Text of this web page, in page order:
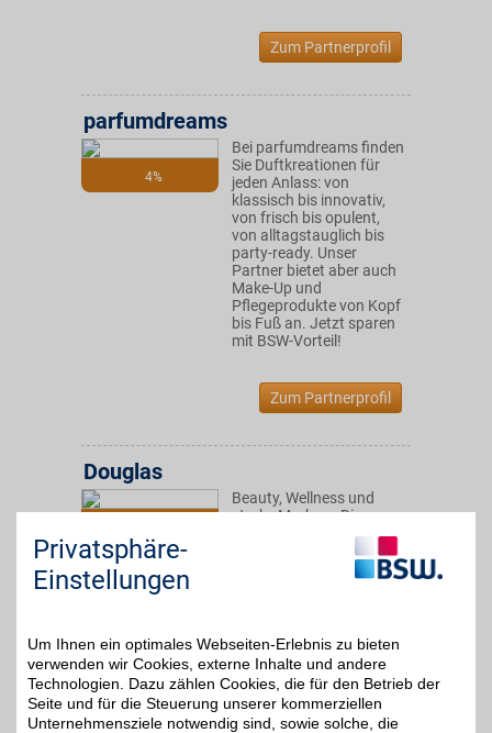
Zum Partnerprofil
4%
parfumdreams
Bei parfumdreams finden
Sie Duftkreationen für
jeden Anlass: von
klassisch bis innovativ,
von frisch bis opulent,
von alltagstauglich bis
party-ready. Unser
Partner bietet aber auch
Make-Up und
Pflegeprodukte von Kopf
bis Fuß an. Jetzt sparen
mit BSW-Vorteil!
Zum Partnerprofil
Douglas
Beauty, Wellness und
starke Marken - Die
Parfümerie Douglas
schöner. Unser BSW-
besondere Vielfalt
hochwertiger Produkte!
Zum Partnerprofil
Privatsphäre-
Einstellungen
Um Ihnen ein optimales Webseiten-Erlebnis zu bieten
verwenden wir Cookies, externe Inhalte und andere
Technologien. Dazu zählen Cookies, die für den Betrieb der
Seite und für die Steuerung unserer kommerziellen
Unternehmensziele notwendig sind, sowie solche, die